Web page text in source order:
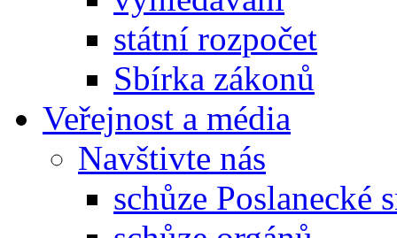
státní rozpočet
Sbírka zákonů
Veřejnost a média
Navštivte nás
schůze Poslanecké